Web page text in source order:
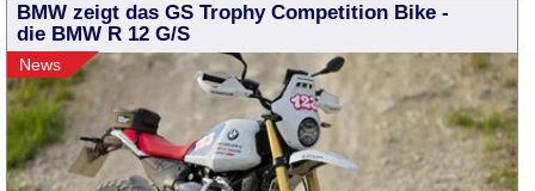
BMW zeigt das GS Trophy Competition Bike -
die BMW R 12 G/S
News